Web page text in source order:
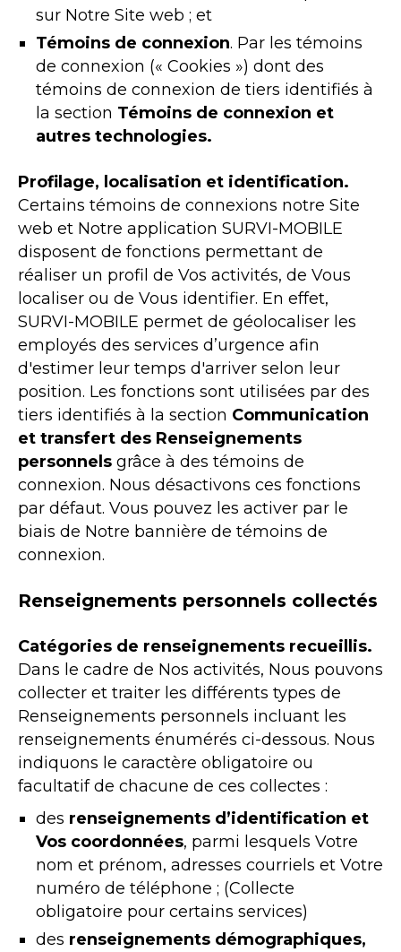
sur Notre Site web ; et
Témoins de connexion. Par les témoins
de connexion (« Cookies ») dont des
témoins de connexion de tiers identifiés à
la section Témoins de connexion et
autres technologies.
Profilage, localisation et identification.
Certains témoins de connexions notre Site
web et Notre application SURVI-MOBILE
disposent de fonctions permettant de
réaliser un profil de Vos activités, de Vous
localiser ou de Vous identifier. En effet,
SURVI-MOBILE permet de géolocaliser les
employés des services d’urgence afin
d'estimer leur temps d'arriver selon leur
position. Les fonctions sont utilisées par des
tiers identifiés à la section Communication
et transfert des Renseignements
personnels grâce à des témoins de
connexion. Nous désactivons ces fonctions
par défaut. Vous pouvez les activer par le
biais de Notre bannière de témoins de
connexion.
Renseignements personnels collectés
Catégories de renseignements recueillis.
Dans le cadre de Nos activités, Nous pouvons
collecter et traiter les différents types de
Renseignements personnels incluant les
renseignements énumérés ci-dessous. Nous
indiquons le caractère obligatoire ou
facultatif de chacune de ces collectes :
des renseignements d’identification et
Vos coordonnées, parmi lesquels Votre
nom et prénom, adresses courriels et Votre
numéro de téléphone ; (Collecte
obligatoire pour certains services)
des renseignements démographiques,